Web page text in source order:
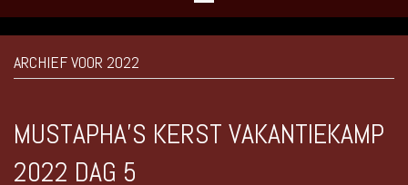
ARCHIEF VOOR 2022
MUSTAPHA’S KERST VAKANTIEKAMP
2022 DAG 5